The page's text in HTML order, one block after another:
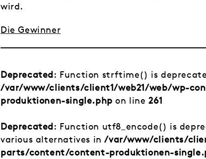
wird.
Die Gewinner
Deprecated: Function strftime() is
/var/www/clients/client1/web21/web/wp-
produktionen-single.php on line261
Deprecated: Function utf8_encode() is
various alternatives in/var/www/clients/
parts/content/content-produktionen-